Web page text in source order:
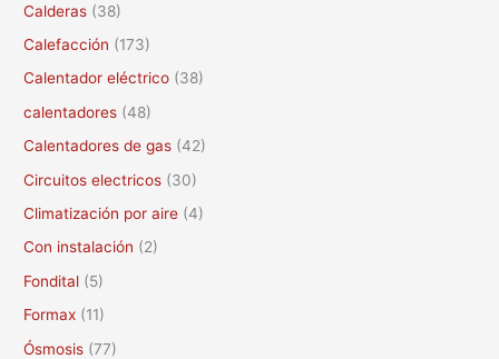
o
r
:
Calderas (38)
Calefacción (173)
Calentador eléctrico (38)
calentadores (48)
Calentadores de gas (42)
Circuitos electricos (30)
Climatización por aire (4)
Con instalación (2)
Fondital (5)
Formax (11)
Ósmosis (77)